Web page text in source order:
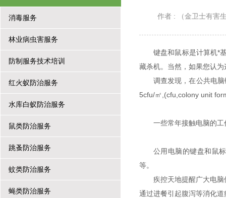
消毒服务
林业病虫害服务
防制服务技术培训
红火蚁防治服务
水库白蚁防治服务
鼠类防治服务
跳蚤防治服务
蚊类防治服务
蝇类防治服务
作者 : （金卫士有害
键盘和鼠标是计算机*
藏杀机。当然，如果您
调查发现，在公共电
5cfu/㎡,(cfu,colony unit
一些常年接触电脑的
公用电脑的键盘和鼠
等。
疾控天地提醒广大电
通过进餐引起腹泻等消化